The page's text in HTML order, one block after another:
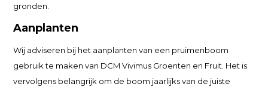
gronden.
Aanplanten
Wij adviseren bij het aanplanten van een pruimenboom
gebruik te maken van DCM Vivimus Groenten en Fruit. Het is
vervolgens belangrijk om de boom jaarlijks van de juiste